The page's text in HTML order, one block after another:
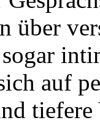
über
auf